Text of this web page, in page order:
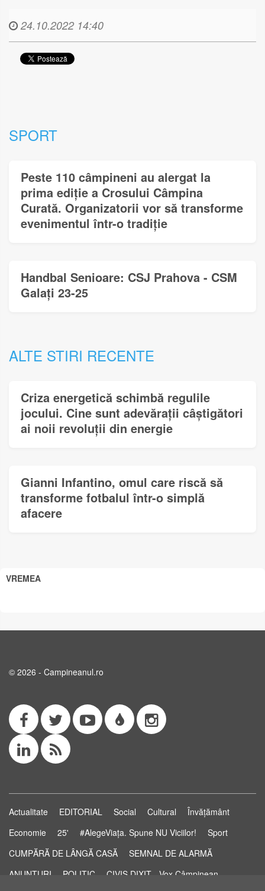
24.10.2022 14:40
SPORT
Peste 110 câmpineni au alergat la
prima ediție a Crosului Câmpina
Curată. Organizatorii vor să transforme
evenimentul într-o tradiție
Handbal Senioare: CSJ Prahova - CSM
Galați 23-25
ALTE STIRI RECENTE
Criza energetică schimbă regulile
jocului. Cine sunt adevărații câștigători
ai noii revoluții din energie
Gianni Infantino, omul care riscă să
transforme fotbalul într-o simplă
afacere
VREMEA
© 2026 - Campineanul.ro
Actualitate EDITORIAL Social Cultural
Învățământ
Economie
25' #AlegeViața. Spune NU Viciilor!
Sport
CUMPĂRĂ DE LÂNGĂ CASĂ
SEMNAL DE ALARMĂ
ANUNȚURI
POLITIC
CIVIS DIXIT - Vox Câmpinean